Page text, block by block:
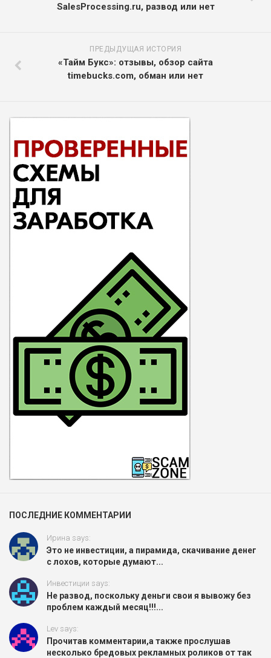
SalesProcessing.ru, развод или нет
ПРЕДЫДУЩАЯ ИСТОРИЯ
«Тайм Букс»: отзывы, обзор сайта
timebucks.com, обман или нет
ПОСЛЕДНИЕ КОММЕНТАРИИ
Ирина says:
Это не инвестиции, а пирамида, скачивание денег
с лохов, которые думают...
Инвестиции says:
Не развод, поскольку деньги свои я вывожу без
проблем каждый месяц!!!...
Lev says:
Прочитав комментарии,а также прослушав
несколько бредовых рекламных роликов от так